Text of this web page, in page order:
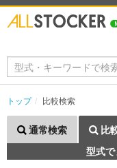
トップ 比較検索
通常検索
比
型式